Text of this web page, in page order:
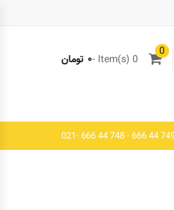
0
0 Item(s) - ۰ تومان